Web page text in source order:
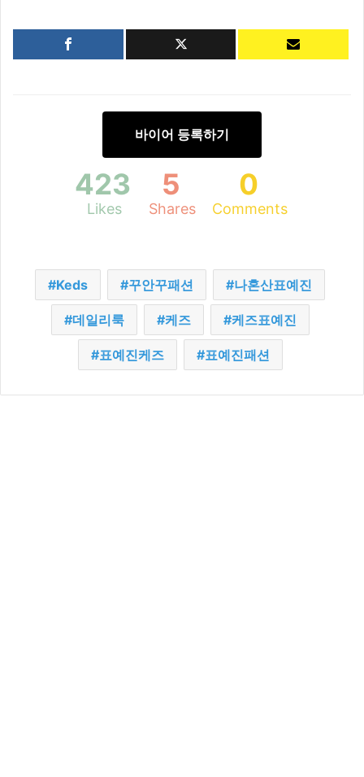
바이어 등록하기
423
Likes
5
Shares
0
Comments
Keds 꾸안꾸패션 나혼산표예진
데일리룩 케즈 케즈표예진
표예진케즈 표예진패션